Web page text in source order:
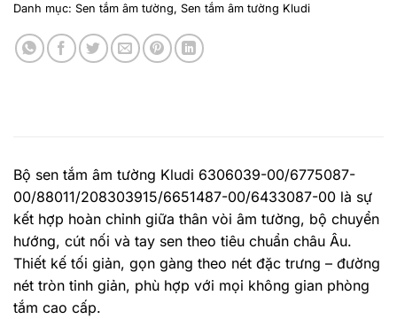
Danh mục: Sen tắm âm tường, Sen tắm âm tường Kludi
Bộ sen tắm âm tường Kludi 6306039-00/6775087-
00/88011/208303915/6651487-00/6433087-00 là sự
kết hợp hoàn chỉnh giữa thân vòi âm tường, bộ chuyển
hướng, cút nối và tay sen theo tiêu chuẩn châu Âu.
Thiết kế tối giản, gọn gàng theo nét đặc trưng – đường
nét tròn tinh giản, phù hợp với mọi không gian phòng
tắm cao cấp.